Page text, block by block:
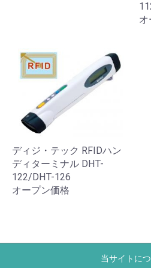
オ
ディジ・テック RFIDハン
ディターミナル DHT-
122/DHT-126
オープン価格
当サイトに